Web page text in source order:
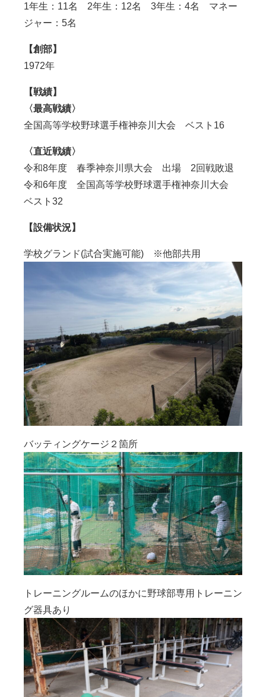
1年生：11名 2年生：12名 3年生：4名 マネー
ジャー：5名
【創部】
1972年
【戦績】
〈最高戦績〉
全国高等学校野球選手権神奈川大会 ベスト16
〈直近戦績〉
令和8年度 春季神奈川県大会 出場 2回戦敗退
令和6年度 全国高等学校野球選手権神奈川大会
ベスト32
【設備状況】
学校グランド(試合実施可能) ※他部共用
バッティングケージ２箇所
トレーニングルームのほかに野球部専用トレーニン
グ器具あり